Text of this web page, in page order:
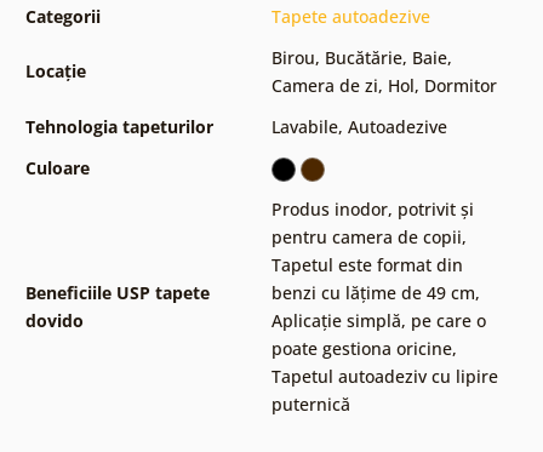
Categorii Tapete autoadezive
Locație
Birou, Bucătărie, Baie,
Camera de zi, Hol, Dormitor
Tehnologia tapeturilor
Lavabile, Autoadezive
Culoare
Beneficiile USP tapete
dovido
Produs inodor, potrivit și
pentru camera de copii,
Tapetul este format din
benzi cu lățime de 49 cm,
Aplicație simplă, pe care o
poate gestiona oricine,
Tapetul autoadeziv cu lipire
puternică